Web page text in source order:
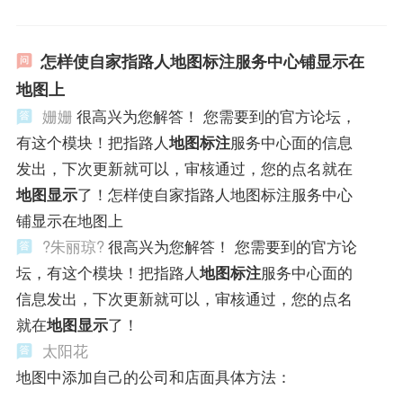
怎样使自家指路人地图标注服务中心铺显示在
地图上
姗姗 很高兴为您解答！ 您需要到的官方论坛，
有这个模块！把指路人地图标注服务中心面的信息
发出，下次更新就可以，审核通过，您的点名就在
地图显示了！怎样使自家指路人地图标注服务中心
铺显示在地图上
?朱丽琼?很高兴为您解答！ 您需要到的官方论
坛，有这个模块！把指路人地图标注服务中心面的
信息发出，下次更新就可以，审核通过，您的点名
就在地图显示了！
太阳花
地图中添加自己的公司和店面具体方法：